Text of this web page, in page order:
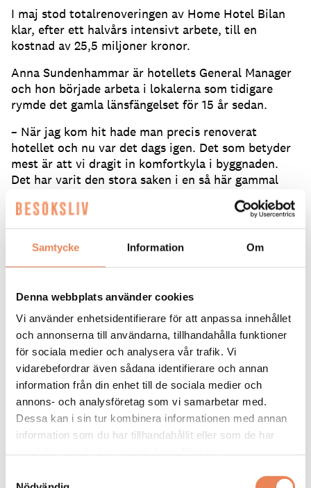
Samtycke Information Om
Denna webbplats använder cookies
Vi använder enhetsidentifierare för att anpassa innehållet
och annonserna till användarna, tillhandahålla funktioner
för sociala medier och analysera vår trafik. Vi
vidarebefordrar även sådana identifierare och annan
information från din enhet till de sociala medier och
annons- och analysföretag som vi samarbetar med.
Dessa kan i sin tur kombinera informationen med annan
information som du har tillhandahållit eller som de har
I maj stod totalrenoveringen av Home Hotel Bilan
klar, efter ett halvårs intensivt arbete, till en
kostnad av 25,5 miljoner kronor.
Anna Sundenhammar är hotellets General Manager
och hon började arbeta i lokalerna som tidigare
rymde det gamla länsfängelset för 15 år sedan.
– När jag kom hit hade man precis renoverat
hotellet och nu var det dags igen. Det som betyder
mest är att vi dragit in komfortkyla i byggnaden.
Det har varit den stora saken i en så här gammal
byggnad och är ett jättelyft för hotellet. Man kan
tro att ett gammalt fängelse ska hålla värmen borta
på sommaren, men när den väl tagit sig in stannar
den kvar, säger hon.
Temarummet Cell 204
Renoveringen genomfördes medan hotellet var i
drift, något som krävde noggrann planering och
etappvis arbete, våning för våning.
– Vi drog igång 1 december, vilket var en bra tid att
börja eftersom vår beläggning går ner under den
perioden. Det gav oss de bästa tänkbara
förutsättningarna. Information till gäster är viktigt,
liksom att ha ett bra samarbete med
renoveringsteamet så att de förstår att de behöver
ta hänsyn till våra gäster, säger hon och tillägger